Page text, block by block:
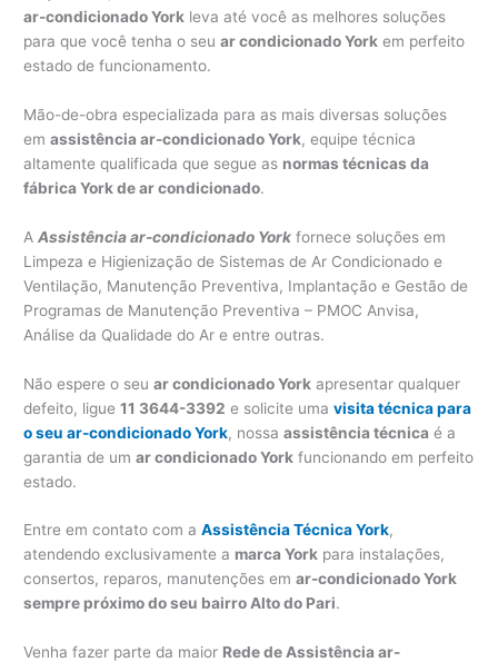
ar-condicionado York leva até você as melhores soluções
para que você tenha o seuar condicionado York em perfeito
estado de funcionamento.
Mão-de-obra especializada para as mais diversas soluções
emassistência ar-condicionado York, equipe técnica
altamente qualificada que segue as normas técnicas da
fábrica York de ar condicionado.
AAssistência ar-condicionado York fornece soluções em
Limpeza e Higienização de Sistemas de Ar Condicionado e
Ventilação, Manutenção Preventiva, Implantação e Gestão de
Programas de Manutenção Preventiva – PMOC Anvisa,
Análise da Qualidade do Ar e entre outras.
Não espere o seuar condicionado York apresentar qualquer
defeito, ligue11 3644-3392 e solicite umavisita técnica para
o seu ar-condicionado York, nossaassistência técnica é a
garantia de umar condicionado York funcionando em perfeito
estado.
Entre em contato com aAssistência Técnica York,
atendendo exclusivamente a marca York para instalações,
consertos, reparos, manutenções emar-condicionado York
sempre próximo do seu bairro Alto do Pari.
Venha fazer parte da maior Rede de Assistência ar-